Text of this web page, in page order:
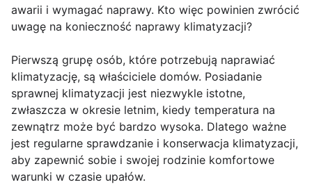
awarii i wymagać naprawy. Kto więc powinien zwrócić
uwagę na konieczność naprawy klimatyzacji?
Pierwszą grupę osób, które potrzebują naprawiać
klimatyzację, są właściciele domów. Posiadanie
sprawnej klimatyzacji jest niezwykle istotne,
zwłaszcza w okresie letnim, kiedy temperatura na
zewnątrz może być bardzo wysoka. Dlatego ważne
jest regularne sprawdzanie i konserwacja klimatyzacji,
aby zapewnić sobie i swojej rodzinie komfortowe
warunki w czasie upałów.